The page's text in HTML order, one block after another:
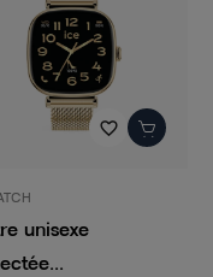
favorite_border
unisexe